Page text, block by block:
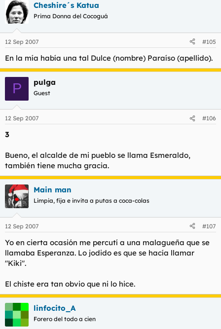
Cheshire´s Katua
Prima Donna del Cocoguá
12 Sep 2007 #105
En la mía había una tal Dulce (nombre) Paraíso (apellido).
P pulga
Guest
12 Sep 2007 #106
3
Bueno, el alcalde de mi pueblo se llama Esmeraldo,
también tiene mucha gracia.
Main man
Limpia, fija e invita a putas a coca-colas
12 Sep 2007 #107
Yo en cierta ocasión me percutí a una malagueña que se
llamaba Esperanza. Lo jodido es que se hacía llamar
"Kiki".
El chiste era tan obvio que ni lo hice.
linfocito_A
Forero del todo a cien